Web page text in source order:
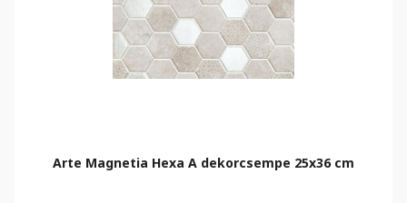
Arte Magnetia Hexa A dekorcsempe 25x36 cm